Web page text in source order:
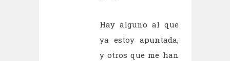
Hay alguno al que
ya estoy apuntada,
y otros que me han